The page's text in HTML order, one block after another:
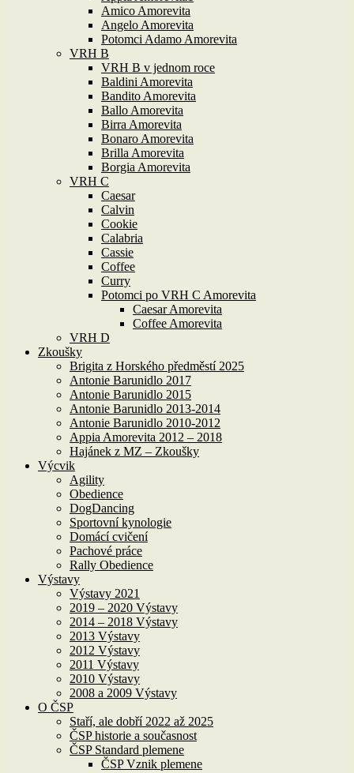
Amico Amorevita
Angelo Amorevita
Potomci Adamo Amorevita
VRH B
VRH B v jednom roce
Baldini Amorevita
Bandito Amorevita
Ballo Amorevita
Birra Amorevita
Bonaro Amorevita
Brilla Amorevita
Borgia Amorevita
VRH C
Caesar
Calvin
Cookie
Calabria
Cassie
Coffee
Curry
Potomci po VRH C Amorevita
Caesar Amorevita
Coffee Amorevita
VRH D
Zkoušky
Brigita z Horského předměstí 2025
Antonie Barunidlo 2017
Antonie Barunidlo 2015
Antonie Barunidlo 2013-2014
Antonie Barunidlo 2010-2012
Appia Amorevita 2012 – 2018
Hajánek z MZ – Zkoušky
Výcvik
Agility
Obedience
DogDancing
Sportovní kynologie
Domácí cvičení
Pachové práce
Rally Obedience
Výstavy
Výstavy 2021
2019 – 2020 Výstavy
2014 – 2018 Výstavy
2013 Výstavy
2012 Výstavy
2011 Výstavy
2010 Výstavy
2008 a 2009 Výstavy
O ČSP
Staří, ale dobří 2022 až 2025
ČSP historie a současnost
ČSP Standard plemene
ČSP Vznik plemene